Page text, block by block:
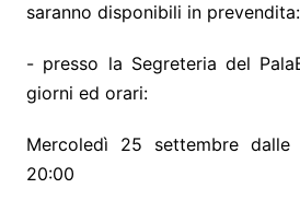
saranno disponibili in prevendita:
- presso la Segreteria del
giorni ed orari:
Mercoledì 25 settembre
20:00